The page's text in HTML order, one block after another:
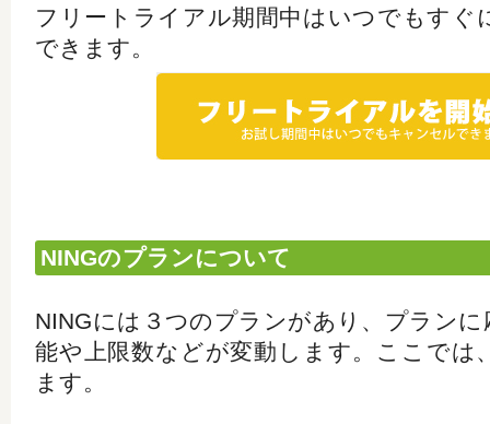
フリートライアル期間中はいつでもすぐ
できます。
NINGのプランについて
NINGには３つのプランがあり、プランに
能や上限数などが変動します。ここでは
ます。